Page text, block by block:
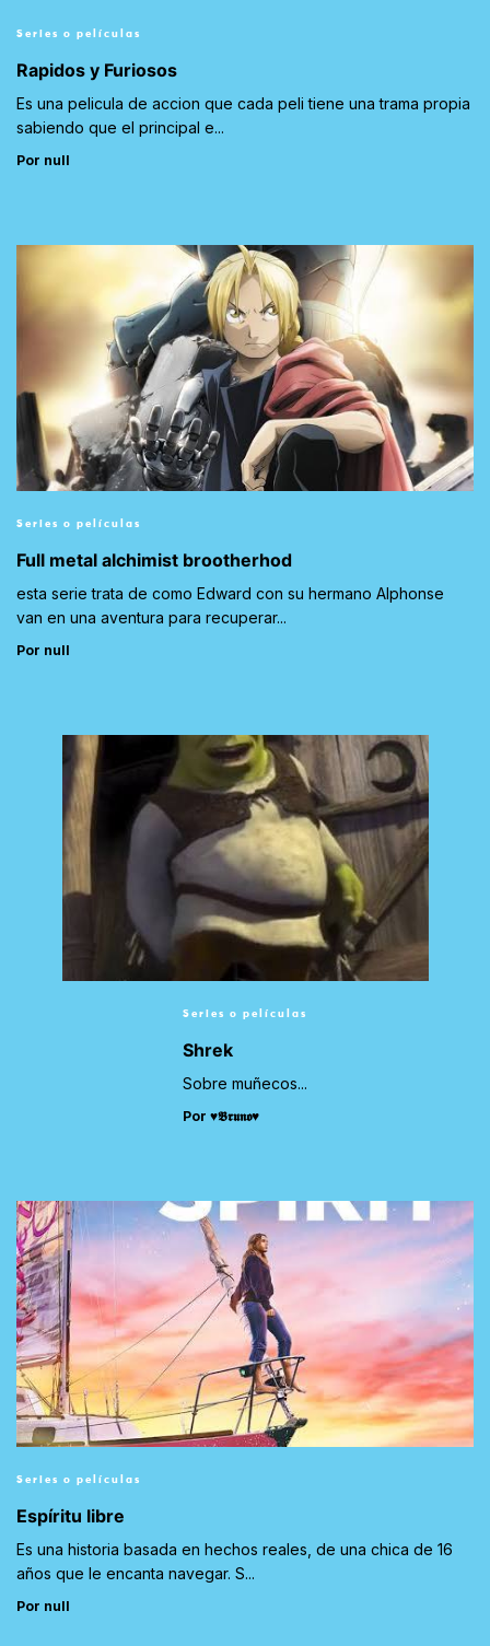
Series o películas
Rapidos y Furiosos
Es una pelicula de accion que cada peli tiene una trama propia
sabiendo que el principal e...
Por null
Series o películas
Full metal alchimist brootherhod
esta serie trata de como Edward con su hermano Alphonse
van en una aventura para recuperar...
Por null
Series o películas
Shrek
Sobre muñecos...
Por ♥︎𝕭𝖗𝖚𝖓𝖔♥︎
Series o películas
Espíritu libre
Es una historia basada en hechos reales, de una chica de 16
años que le encanta navegar. S...
Por null